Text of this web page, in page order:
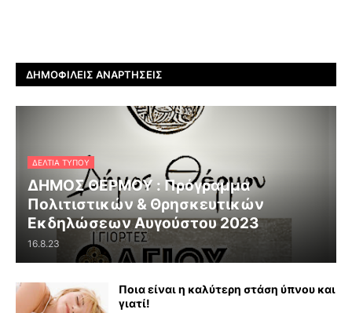
ΔΗΜΟΦΙΛΕΊΣ ΑΝΑΡΤΉΣΕΙΣ
ΔΕΛΤΊΑ ΤΎΠΟΥ
ΔΗΜΟΣ ΘΕΡΜΟΥ : Πρόγραμμα
Πολιτιστικών & Θρησκευτικών
Εκδηλώσεων Αυγούστου 2023
16.8.23
Ποια είναι η καλύτερη στάση ύπνου και
γιατί!